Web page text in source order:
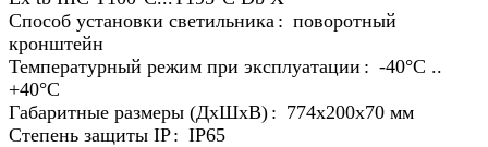
Способ установки светильника : поворотный
кронштейн
Температурный режим при эксплуатации : -40°С ..
+40°C
Габаритные размеры (ДхШхВ) : 774х200х70 мм
Степень защиты IP : IP65